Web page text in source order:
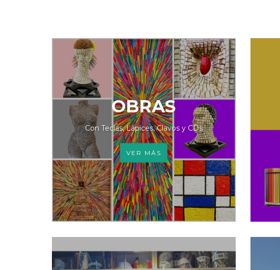
OBRAS
Con Teclas, Lápices, Clavos y CDs
VER MÁS